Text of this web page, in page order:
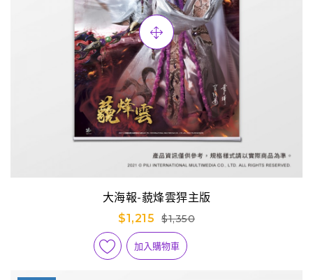
大海報-藐烽雲猂主版
$1,215
$1,350
加入購物車